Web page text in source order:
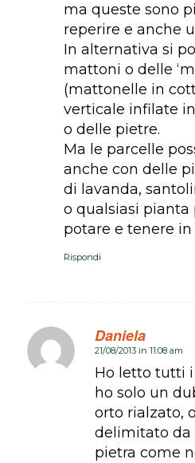
ma queste sono
reperire e anche
In alternativa si
mattoni o delle
(mattonelle in
verticale infilate
o delle pietre.
Ma le parcelle
anche con delle
di lavanda,
o qualsiasi pianta
potare e tenere in
Rispondi
Daniela
dice:
21/08/2013 in 11:08 am
Ho letto tutti
ho solo un
orto rialzato,
delimitato da
pietra come